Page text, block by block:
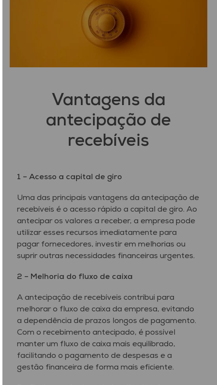
Vantagens da
antecipação de
recebíveis
1 – Acesso a capital de giro
Uma das principais vantagens da antecipação de
recebíveis é o acesso rápido a capital de giro. Ao
antecipar os valores a receber, a empresa pode
utilizar esses recursos imediatamente para
pagar fornecedores, investir em melhorias ou
suprir outras necessidades financeiras urgentes.
2 – Melhoria do fluxo de caixa
A antecipação de recebíveis contribui para
melhorar o fluxo de caixa da empresa, evitando
a dependência de prazos longos de pagamento.
Com o recebimento antecipado, é possível
manter um fluxo de caixa mais equilibrado,
facilitando o pagamento de despesas e a
gestão financeira de forma mais eficiente.